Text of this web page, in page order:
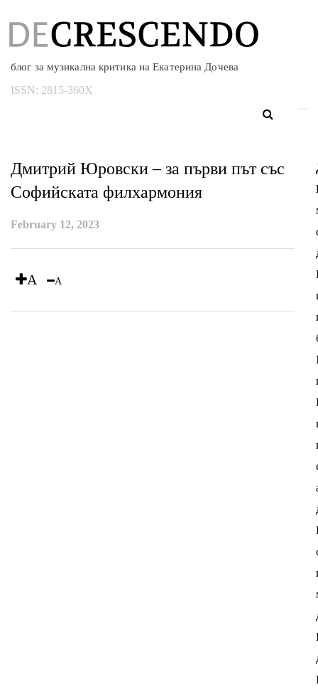
блог за музикална критика на Екатерина Дочева
ISSN: 2815-360X
Дмитрий Юровски – за първи път със
Софийската филхармония
February 12, 2023
A A